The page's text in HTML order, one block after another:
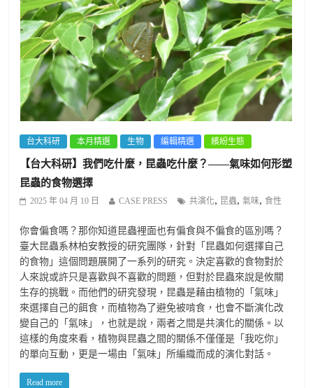
台大科研 本月精選 生物 編輯精選 繽紛生態
【台大科研】我們吃什麼，昆蟲吃什麼？——氣味如何形塑
昆蟲的食物選擇
2025 年 04 月 10 日 CASE PRESS 共演化, 昆蟲,氣味,食性
你會偏食嗎？那你知道昆蟲裡面也有偏食與不偏食的區別嗎？
臺大昆蟲系林柏安教授的研究團隊，針對「昆蟲如何選擇自己
的食物」這個問題展開了一系列的研究。決定喜歡的食物對於
人來說或許只是喜歡與不喜歡的問題，但對於昆蟲來說是攸關
生存的挑戰。而他們的研究發現，昆蟲是藉由植物的「氣味」
來選擇自己的餌食，而植物為了避免被啃食，也會不斷演化改
變自己的「氣味」，也就是說，兩者之間是共演化的關係。以
這樣的角度來看，植物與昆蟲之間的關係不僅僅是「我吃你」
的單向互動，更是一場由「氣味」所編織而成的演化對話。
Read more